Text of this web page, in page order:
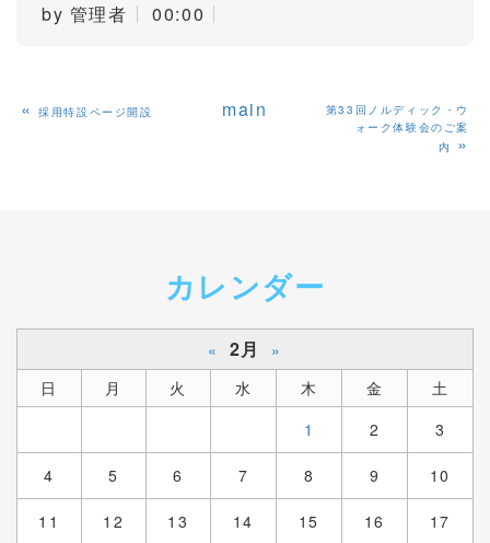
by 管理者 00:00
«採用特設ページ開設 main
第33回ノルディック・ウ
ォーク体験会のご案
内
»
カレンダー
« 2月
»
日
月 火 水 木 金
土
1
2 3
4 5 6 7 8 9 10
11 12 13 14 15 16 17